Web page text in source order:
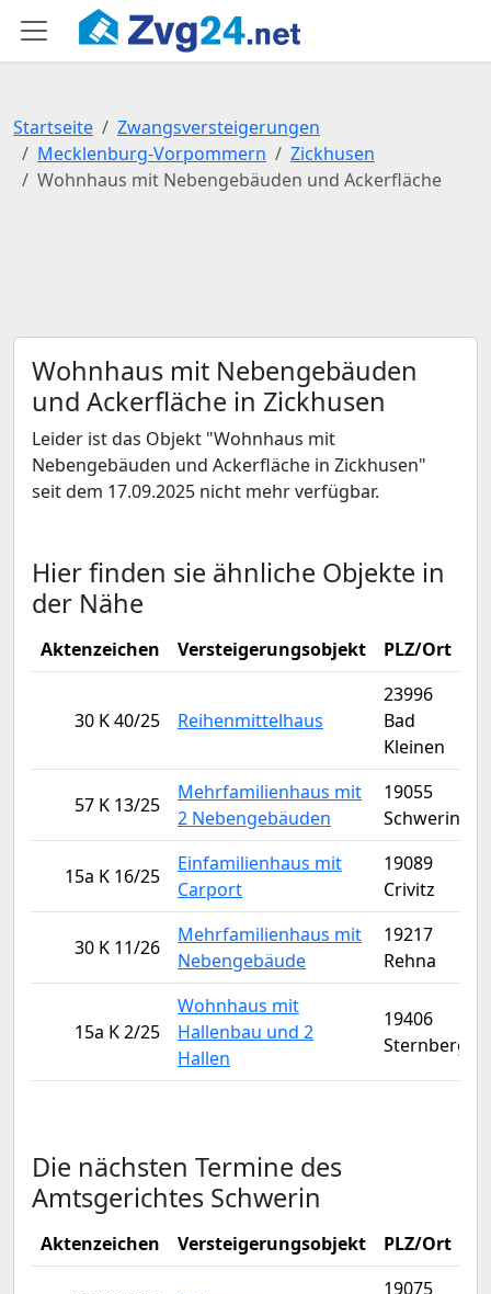
Startseite
Zwangsversteigerungen
Mecklenburg-Vorpommern
Zickhusen
Wohnhaus mit Nebengebäuden und Ackerfläche
Wohnhaus mit Nebengebäuden
und Ackerfläche in Zickhusen
Leider ist das Objekt "Wohnhaus mit
Nebengebäuden und Ackerfläche in Zickhusen"
seit dem 17.09.2025 nicht mehr verfügbar.
Hier finden sie ähnliche Objekte in
der Nähe
Aktenzeichen Versteigerungsobjekt PLZ/Ort
30 K 40/25 Reihenmittelhaus
23996
Bad
Kleinen
57 K 13/25
Mehrfamilienhaus mit
2 Nebengebäuden
19055
Schwerin
15a K 16/25
Einfamilienhaus mit
Carport
19089
Crivitz
30 K 11/26
Mehrfamilienhaus mit
Nebengebäude
19217
Rehna
15a K 2/25
Wohnhaus mit
Hallenbau und 2
Hallen
19406
Sternberg
Die nächsten Termine des
Amtsgerichtes Schwerin
Aktenzeichen Versteigerungsobjekt PLZ/Ort
19075